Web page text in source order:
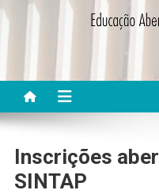
DEAD UFVJM
Inscrições
SINTAP